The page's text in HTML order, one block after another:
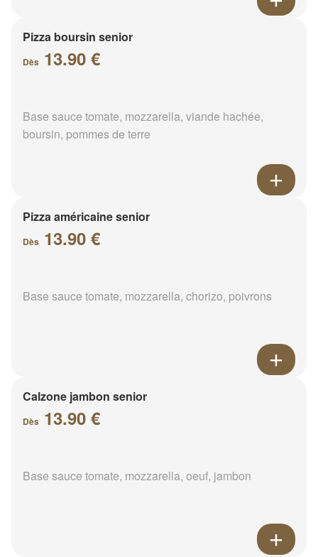
Pizza boursin senior
Dès 13.90 €
Base sauce tomate, mozzarella, viande hachée,
boursin, pommes de terre
Pizza américaine senior
Dès 13.90 €
Base sauce tomate, mozzarella, chorizo, poivrons
Calzone jambon senior
Dès 13.90 €
Base sauce tomate, mozzarella, oeuf, jambon